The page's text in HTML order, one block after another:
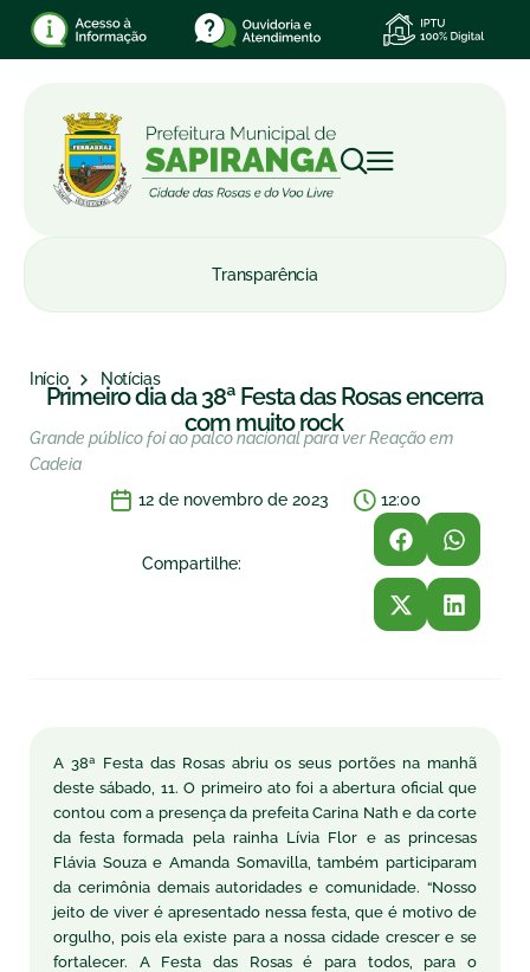
Transparência
Início Notícias
Primeiro dia da 38ª Festa das Rosas encerra
com muito rock
Grande público foi ao palco nacional para ver Reação em
Cadeia
12 de novembro de 2023
12:00
Compartilhe:
A 38ª Festa das Rosas abriu os seus portões na manhã
deste sábado, 11. O primeiro ato foi a abertura oficial que
contou com a presença da prefeita Carina Nath e da corte
da festa formada pela rainha Lívia Flor e as princesas
Flávia Souza e Amanda Somavilla, também participaram
da cerimônia demais autoridades e comunidade. “Nosso
jeito de viver é apresentado nessa festa, que é motivo de
orgulho, pois ela existe para a nossa cidade crescer e se
fortalecer. A Festa das Rosas é para todos, para o